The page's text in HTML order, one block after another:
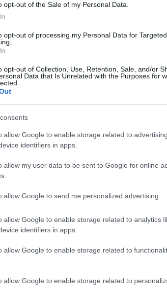
opt-out of the Sale of my Personal Data.
opt-out of processing my Personal Data for Targeted
opt-out of Collection, Use, Retention, Sale, and/or
Data that Is Unrelated with the Purposes for
allow Google to enable storage related to
identifiers in apps.
allow my user data to be sent to Google for online
allow Google to send me personalized advertising.
allow Google to enable storage related to analytics
identifiers in apps.
allow Google to enable storage related to
allow Google to enable storage related to
x 3,072)
x 4,096)
x 699,051)